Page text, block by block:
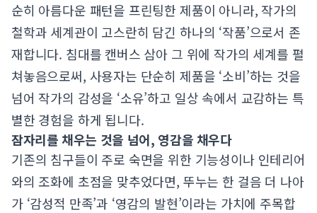
순히 아름다운 패턴을 프린팅한 제품이 아니라, 작가의
철학과 세계관이 고스란히 담긴 하나의 ‘작품’으로서 존
재합니다. 침대를 캔버스 삼아 그 위에 작가의 세계를 펼
쳐놓음으로써, 사용자는 단순히 제품을 ‘소비’하는 것을
넘어 작가의 감성을 ‘소유’하고 일상 속에서 교감하는 특
별한 경험을 하게 됩니다.
잠자리를 채우는 것을 넘어, 영감을 채우다
기존의 침구들이 주로 숙면을 위한 기능성이나 인테리어
와의 조화에 초점을 맞추었다면, 뚜누는 한 걸음 더 나아
가 ‘감성적 만족’과 ‘영감의 발현’이라는 가치에 주목합